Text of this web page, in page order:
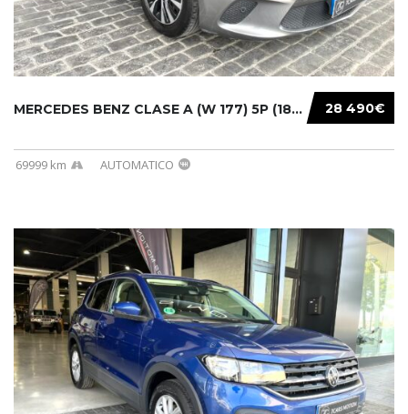
28 490€
MERCEDES BENZ CLASE A (W 177) 5P (18-) 2020....
69999 km AUTOMATICO